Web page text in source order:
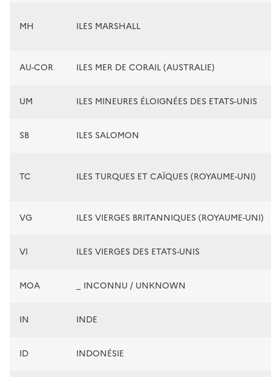
MH ILES MARSHALL
AU-COR ILES MER DE CORAIL (AUSTRALIE)
UM ILES MINEURES ÉLOIGNÉES DES ETATS-UNIS
SB ILES SALOMON
TC ILES TURQUES ET CAÏQUES (ROYAUME-UNI)
VG ILES VIERGES BRITANNIQUES (ROYAUME-UNI)
VI ILES VIERGES DES ETATS-UNIS
MOA _ INCONNU / UNKNOWN
IN INDE
ID INDONÉSIE